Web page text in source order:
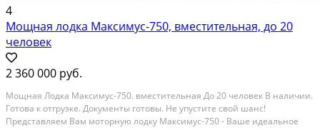
4
Мощная лодка Максимус-750, вместительная, до 20
человек
2 360 000 руб.
Мощная Лодка Максимус-750. вместительная До 20 человек В наличии.
Готова к отгрузке. Документы готовы. Не упустите свой шанс!
Представляем Вам моторную лодку Максимус-750 - Ваше идеальное